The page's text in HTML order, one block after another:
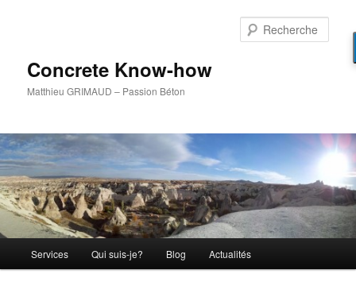
Concrete Know-how
Matthieu GRIMAUD – Passion Béton
principal
Services Qui suis-je? Blog Actualités